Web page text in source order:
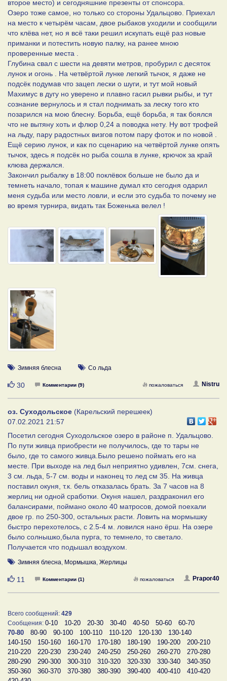
второе место) и сегодняшние презенты от спонсора.
Озеро тоже самое, но только со стороны Удальцово. Приехал
на место к четырём часам, двое рыбаков уходили и сообщили
что клёва нет, но я всё таки решил искупать ещё раз новые
приманки и потестить новую палку, на ранее мною
проверенные места .
Глубина свал с шести на девяти метров, пробурил с десяток
лунок и огонь . На четвёртой лунке легкий тычок, я даже не
подсёк подумав что зацеп лески о шуги, и тут мой новый
Махимус в дугу но уверено и плавно гасил рывки рыбы, и тут
сознание вернулось и я стал поднимать за леску того кто
позарился на мою блесну. Борьба, ещё борьба, я так боялся
что не вытяну хоть и флюр 0,24 а поводка нету. Ну вот трофей
на льду, пару радостных визгов потом пару фоток и по новой .
Ещё серию лунок, и как по сценарию на четвёртой лунке опять
тычок, здесь я подсёк но рыба сошла в лунке, крючок за край
клюва держался.
Закончил рыбалку в 18:00 поклёвок больше не было да и
темнеть начало, топая к машине думал кто сегодня одарил
меня судьба или место ловли, и если это судьба то почему не
во время турнира, видать так Боженька велел !
Зимняя блесна Со льда
Нравится
30 Комментарии (9) Nistru
пожаловаться
оз. Суходольское (Карельский перешеек)
07.02.2021 21:57
Посетил сегодня Суходольское озеро в районе п. Удальцово.
По пути живца приобрести не получилось, где то тары не
было, где то самого живца.Было решено поймать его на
месте. При выходе на лед был неприятно удивлен, 7см. снега,
3 см. льда, 5-7 см. воды и наконец то лед см 35. На живца
поставил окуня, т.к. бель отказалась брать. За 7 часов на 8
жерлиц ни одной сработки. Окуня нашел, раздраконил его
балансирами, поймано около 40 матросов, домой поехали
двое гр. по 250-300, остальных расти. Ловить на мормышку
быстро перехотелось, с 2.5-4 м. ловился нано ёрш. На озере
было солнышко,была пурга, то темнело, то светало.
Получается что подышал воздухом.
Зимняя блесна Мормышка Жерлицы
Нравится
11 Комментарии (1) Prapor40
пожаловаться
Всего сообщений: 429
Сообщения: 0-10 10-20 20-30 30-40 40-50 50-60
60-70
70-80
80-90 90-100 100-110 110-120 120-130
130-140
140-150
150-160 160-170 170-180 180-190 190-200
200-210
210-220
220-230 230-240 240-250 250-260 260-270
270-280
280-290
290-300 300-310 310-320 320-330 330-340
340-350
350-360
360-370 370-380 380-390 390-400 400-410
410-420